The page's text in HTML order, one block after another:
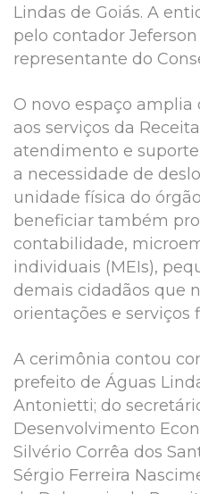
Lindas de Goiás. A
pelo contador
representante do
O novo espaço amplia
aos serviços da
atendimento e
a necessidade de
unidade física do
beneficiar também
contabilidade,
individuais (MEIs),
demais cidadãos que
orientações e serviços
A cerimônia contou
prefeito de Águas
Antonietti; do
Desenvolvimento
Silvério Corrêa dos
Sérgio Ferreira